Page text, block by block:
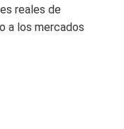
reales de
a los mercados